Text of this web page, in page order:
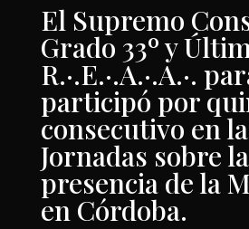
El Supremo
Grado 33º y
R.·.E.·.A.·.A.·.
participó por
consecutivo en
Jornadas sobre la
presencia de la
en Córdoba.